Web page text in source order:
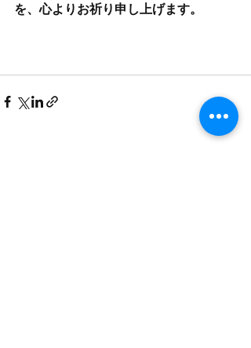
を、心よりお祈り申し上げます。